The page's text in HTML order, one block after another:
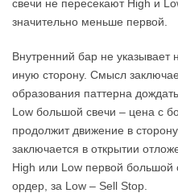
свечи не пересекают High и
значительно меньше первой.
Внутренний бар не указывает
иную сторону. Смысл
образования паттерна
Low большой свечи – цена с
продолжит движение в
заключается в открытии
High или Low первой большой
ордер, за Low – Sell Stop.